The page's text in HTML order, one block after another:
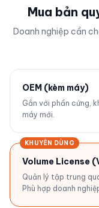
Mua bản
Doanh nghiệp cần
OEM (kèm máy)
Gắn với phần cứng,
máy mới.
KHUYÊN DÙNG
Volume License
Quản lý tập trung
Phù hợp doanh